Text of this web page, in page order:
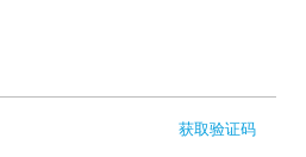
获取验证码